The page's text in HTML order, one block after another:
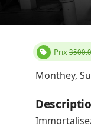
Prix
Monthey,